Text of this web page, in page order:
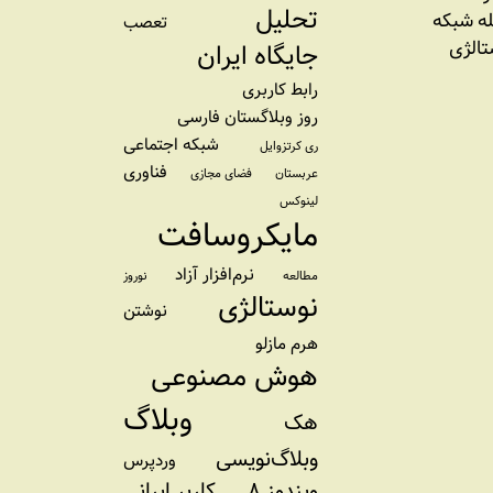
شبکه
تحلیل تعصب
جایگاه ایران
رابط کاربری
روز وبلاگستان فارسی
ری کرتزوایل شبکه اجتماعی
عربستان فضای مجازی فناوری
لینوکس
مایکروسافت
مطالعه نرم‌افزار آزاد نوروز
نوستالژی
نوشتن
هرم مازلو
هوش مصنوعی
هک وبلاگ
وبلاگ‌نویسی وردپرس